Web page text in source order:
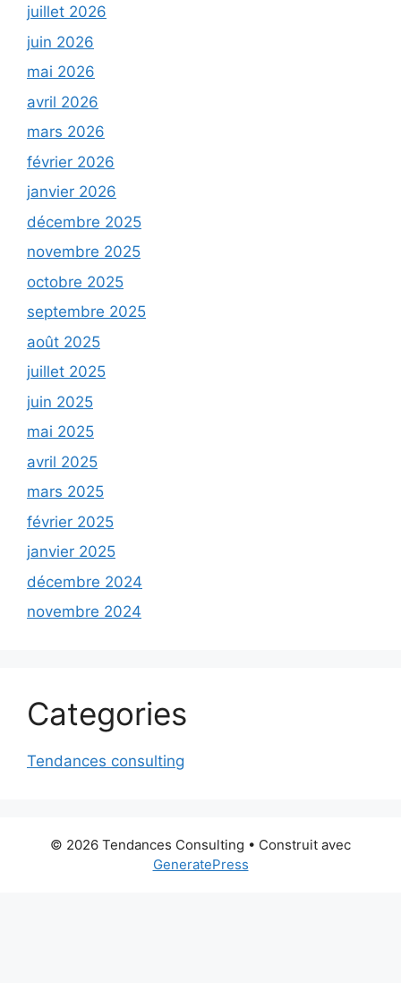
juillet 2026
juin 2026
mai 2026
avril 2026
mars 2026
février 2026
janvier 2026
décembre 2025
novembre 2025
octobre 2025
septembre 2025
août 2025
juillet 2025
juin 2025
mai 2025
avril 2025
mars 2025
février 2025
janvier 2025
décembre 2024
novembre 2024
Categories
Tendances consulting
© 2026 Tendances Consulting • Construit avec
GeneratePress